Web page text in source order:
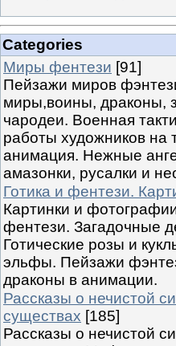
Categories
Миры фентези [91]
Пейзажи миров
миры,воины, драконы,
чародеи. Военная
работы художников на
анимация. Нежные
амазонки, русалки и
Готика и фентези.
Картинки и
фентези. Загадочные
Готические розы и
эльфы. Пейзажи
драконы в анимации.
Рассказы о нечистой
существах [185]
Рассказы о нечистой